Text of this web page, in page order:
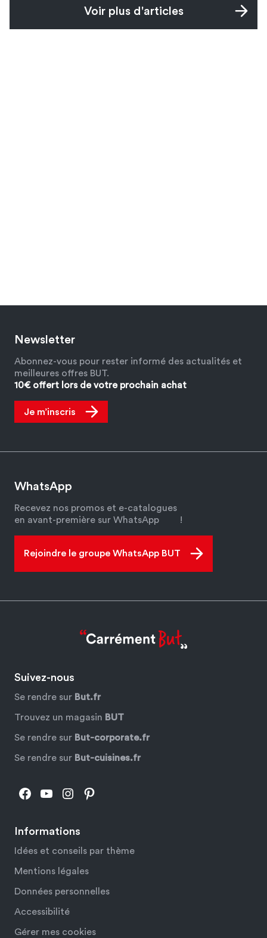
Voir plus d'articles
Newsletter
Abonnez-vous pour rester informé des actualités et
meilleures offres BUT.
10€ offert lors de votre prochain achat
Je m’inscris
WhatsApp
Recevez nos promos et e-catalogues
en avant-première sur WhatsApp
!
Rejoindre le groupe WhatsApp BUT
Informations
Idées et conseils par thème
Mentions légales
Données personnelles
Accessibilité
Gérer mes cookies
Suivez-nous
Se rendre sur But.fr
Trouvez un magasin BUT
Se rendre sur But-corporate.fr
Se rendre sur But-cuisines.fr
Facebook
YouTube
Instagram
Pinterest